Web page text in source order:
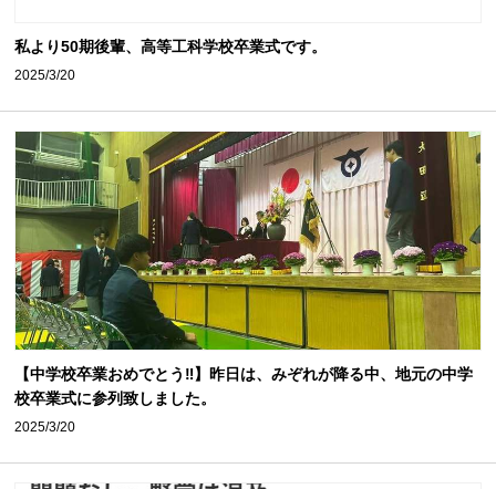
私より50期後輩、高等工科学校卒業式です。
2025/3/20
【中学校卒業おめでとう‼️】昨日は、みぞれが降る中、地元の中学
校卒業式に参列致しました。
2025/3/20